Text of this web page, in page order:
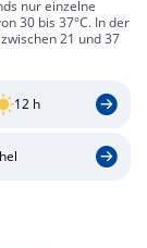
nur einzelne
30 bis 37°C. In der
21 und 37
12 h